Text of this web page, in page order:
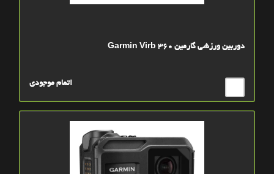
دوربین ورزشی گارمین Garmin Virb 360
اتمام موجودی